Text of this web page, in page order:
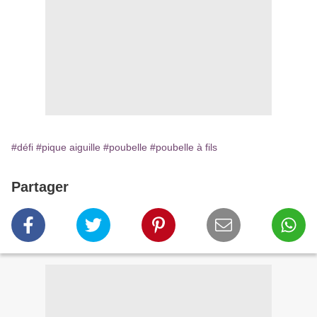
#défi #pique aiguille #poubelle #poubelle à fils
Partager